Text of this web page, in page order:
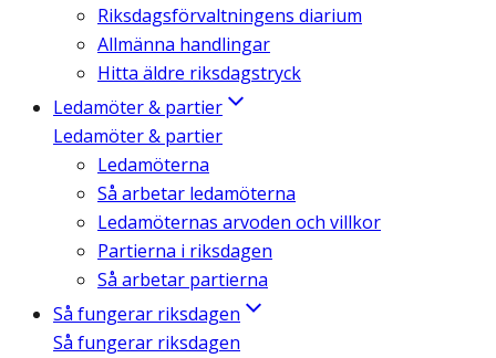
Riksdagsförvaltningens diarium
Allmänna handlingar
Hitta äldre riksdagstryck
Ledamöter & partier
Ledamöter & partier
Ledamöterna
Så arbetar ledamöterna
Ledamöternas arvoden och villkor
Partierna i riksdagen
Så arbetar partierna
Så fungerar riksdagen
Så fungerar riksdagen